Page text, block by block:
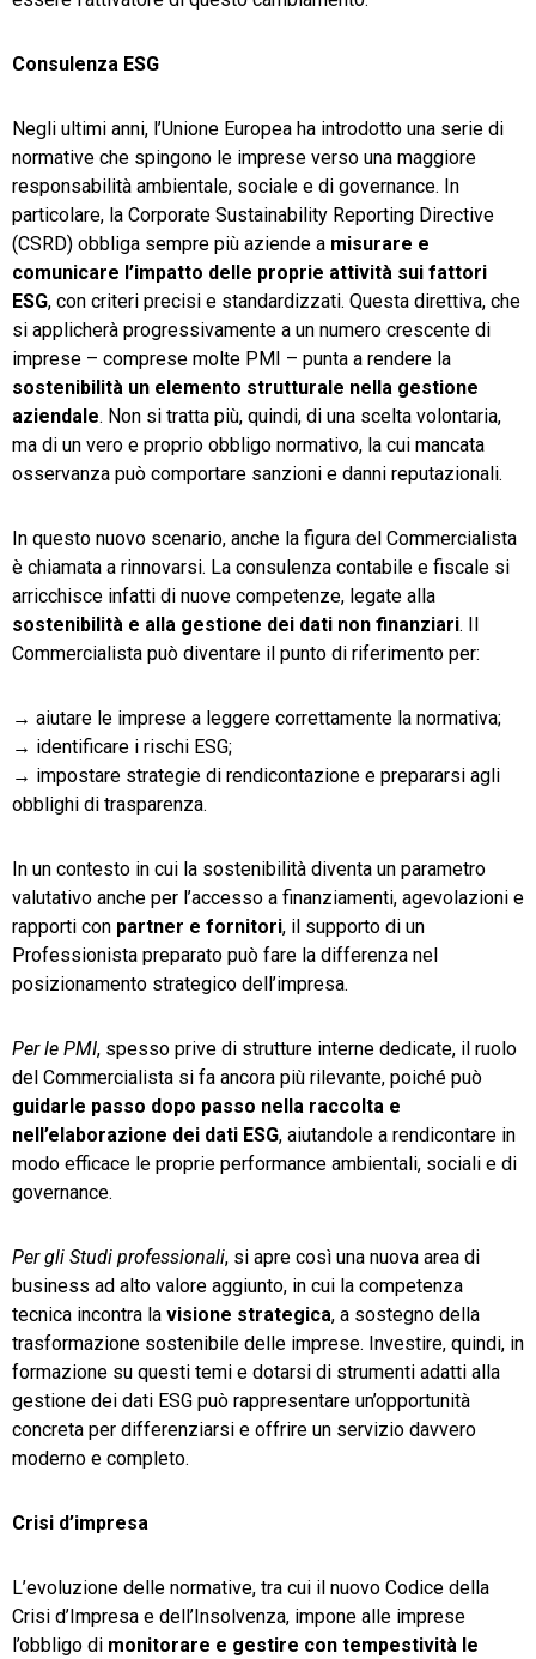
Consulenza ESG
Negli ultimi anni, l’Unione Europea ha introdotto una serie di
normative che spingono le imprese verso una maggiore
responsabilità ambientale, sociale e di governance. In
particolare, la Corporate Sustainability Reporting Directive
(CSRD) obbliga sempre più aziende a misurare e
comunicare l’impatto delle proprie attività sui fattori
ESG, con criteri precisi e standardizzati. Questa direttiva, che
si applicherà progressivamente a un numero crescente di
imprese – comprese molte PMI – punta a rendere la
sostenibilità un elemento strutturale nella gestione
aziendale. Non si tratta più, quindi, di una scelta volontaria,
ma di un vero e proprio obbligo normativo, la cui mancata
osservanza può comportare sanzioni e danni reputazionali.
In questo nuovo scenario, anche la figura del Commercialista
è chiamata a rinnovarsi. La consulenza contabile e fiscale si
arricchisce infatti di nuove competenze, legate alla
sostenibilità e alla gestione dei dati non finanziari. Il
Commercialista può diventare il punto di riferimento per:
→ aiutare le imprese a leggere correttamente la normativa;
→ identificare i rischi ESG;
→ impostare strategie di rendicontazione e prepararsi agli
obblighi di trasparenza.
In un contesto in cui la sostenibilità diventa un parametro
valutativo anche per l’accesso a finanziamenti, agevolazioni e
rapporti con partner e fornitori, il supporto di un
Professionista preparato può fare la differenza nel
posizionamento strategico dell’impresa.
Per le PMI, spesso prive di strutture interne dedicate, il ruolo
del Commercialista si fa ancora più rilevante, poiché può
guidarle passo dopo passo nella raccolta e
nell’elaborazione dei dati ESG, aiutandole a rendicontare in
modo efficace le proprie performance ambientali, sociali e di
governance.
Per gli Studi professionali, si apre così una nuova area di
business ad alto valore aggiunto, in cui la competenza
tecnica incontra la visione strategica, a sostegno della
trasformazione sostenibile delle imprese. Investire, quindi, in
formazione su questi temi e dotarsi di strumenti adatti alla
gestione dei dati ESG può rappresentare un’opportunità
concreta per differenziarsi e offrire un servizio davvero
moderno e completo.
Crisi d’impresa
L’evoluzione delle normative, tra cui il nuovo Codice della
Crisi d’Impresa e dell’Insolvenza, impone alle imprese
l’obbligo di monitorare e gestire con tempestività le